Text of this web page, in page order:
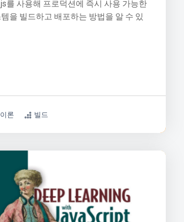
를 사용해 프로덕션에 즉시 사용 가능한
을 빌드하고 배포하는 방법을 알 수 있
이론 빌드